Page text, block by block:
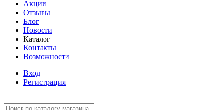
Акции
Отзывы
Блог
Новости
Каталог
Контакты
Возможности
Вход
Регистрация